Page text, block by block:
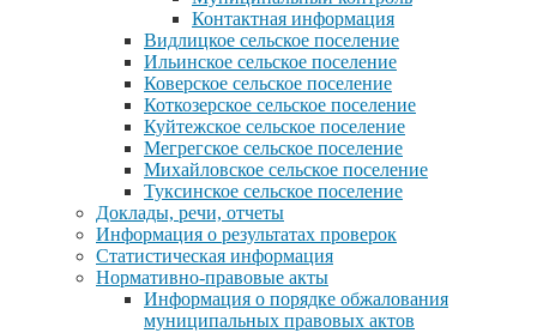
Контактная информация
Видлицкое сельское поселение
Ильинское сельское поселение
Коверское сельское поселение
Коткозерское сельское поселение
Куйтежское сельское поселение
Мегрегское сельское поселение
Михайловское сельское поселение
Туксинское сельское поселение
Доклады, речи, отчеты
Информация о результатах проверок
Статистическая информация
Нормативно-правовые акты
Информация о порядке обжалования
муниципальных правовых актов